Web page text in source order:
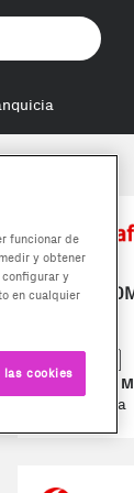
FIBRA
600.0
Fibra
funcionar de
y obtener
y
en cualquier
cookies